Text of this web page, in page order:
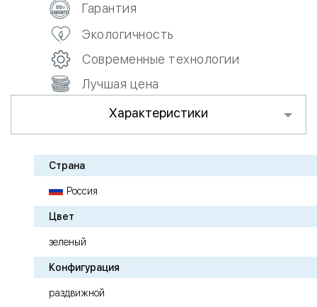
Гарантия
Экологичность
Современные технологии
Лучшая цена
Характеристики
Страна
Россия
Цвет
зеленый
Конфигурация
раздвижной